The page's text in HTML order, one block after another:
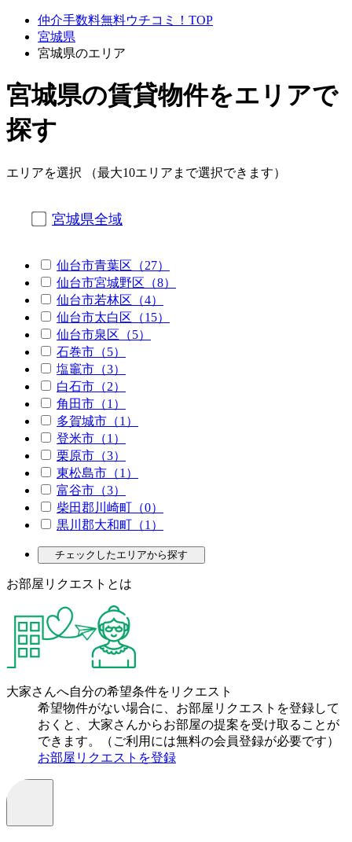
仲介手数料無料ウチコミ！TOP
宮城県
宮城県のエリア
宮城県の賃貸物件をエリアで
探す
エリアを選択 （最大10エリアまで選択できます）
宮城県全域
仙台市青葉区（27）
仙台市宮城野区（8）
仙台市若林区（4）
仙台市太白区（15）
仙台市泉区（5）
石巻市（5）
塩竈市（3）
白石市（2）
角田市（1）
多賀城市（1）
登米市（1）
栗原市（3）
東松島市（1）
富谷市（3）
柴田郡川崎町（0）
黒川郡大和町（1）
チェックしたエリアから探す
お部屋リクエストとは
大家さんへ自分の希望条件をリクエスト
希望物件がない場合に、お部屋リクエストを登録して
おくと、大家さんからお部屋の提案を受け取ることが
できます。（ご利用には無料の会員登録が必要です）
お部屋リクエストを登録